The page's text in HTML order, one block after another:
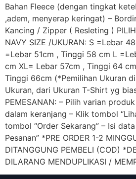
Bahan Fleece (dengan tingkat
,adem, menyerap keringat) –
Kancing / Zipper ( Resleting )
NAVY SIZE /UKURAN: S =Lebar
=Lebar 51cm , Tinggi 58 cm L
cm XL= Lebar 57cm , Tinggi 64
Tinggi 66cm (*Pemilihan Ukuran
Ukuran, dari Ukuran T-Shirt yg
PEMESANAN: – Pilih varian
dalam keranjang – Klik tombol
tombol “Order Sekarang” – Isi
Pesanan” *PRE ORDER 1-2
DITANGGUNG PEMBELI (COD)
DILARANG MENDUPLIKASI /